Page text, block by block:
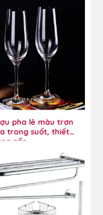
pha lê màu trơn
trong suốt, thiết
cấp